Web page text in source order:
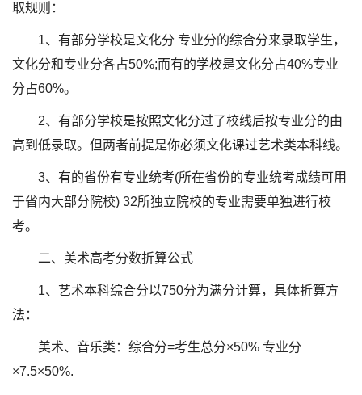
取规则：
1、有部分学校是文化分 专业分的综合分来录取学生，
文化分和专业分各占50%;而有的学校是文化分占40%专业
分占60%。
2、有部分学校是按照文化分过了校线后按专业分的由
高到低录取。但两者前提是你必须文化课过艺术类本科线。
3、有的省份有专业统考(所在省份的专业统考成绩可用
于省内大部分院校) 32所独立院校的专业需要单独进行校
考。
二、美术高考分数折算公式
1、艺术本科综合分以750分为满分计算，具体折算方
法：
美术、音乐类：综合分=考生总分×50% 专业分
×7.5×50%.